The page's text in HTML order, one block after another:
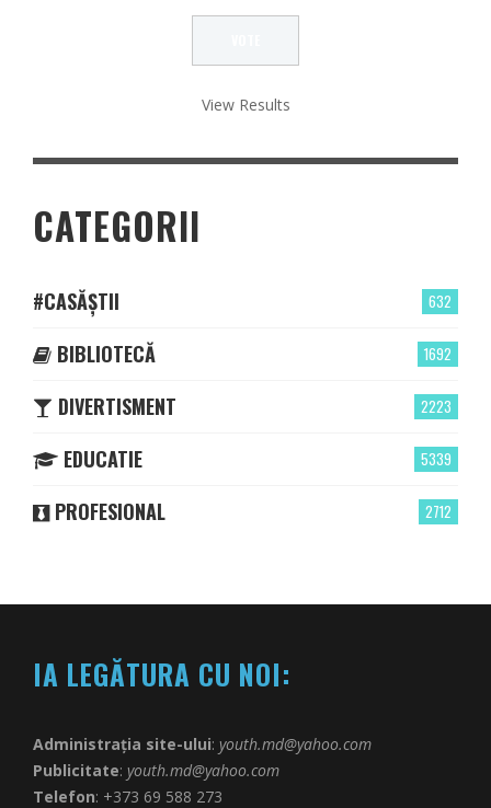
View Results
CATEGORII
632
#CASĂȘTII
1692
BIBLIOTECĂ
2223
DIVERTISMENT
5339
EDUCATIE
2712
PROFESIONAL
IA LEGĂTURA CU NOI:
Administrația site-ului: youth.md@yahoo.com
Publicitate: youth.md@yahoo.com
Telefon: +373 69 588 273